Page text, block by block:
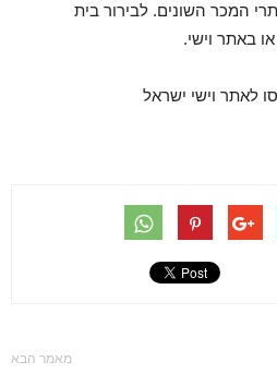
המכר השונים. לבירור בית
לאתר וישי ישראל
מאמר הבא